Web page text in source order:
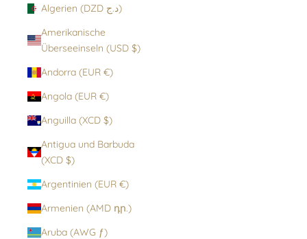
Algerien (DZD د.ج)
Amerikanische
Überseeinseln (USD $)
Andorra (EUR €)
Angola (EUR €)
Anguilla (XCD $)
Antigua und Barbuda
(XCD $)
Argentinien (EUR €)
Armenien (AMD դր.)
Aruba (AWG ƒ)